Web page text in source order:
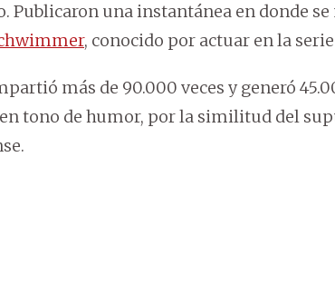
Publicaron una instantánea en donde
, conocido por actuar en la serie
más de 90.000 veces y generó
tono de humor, por la similitud del